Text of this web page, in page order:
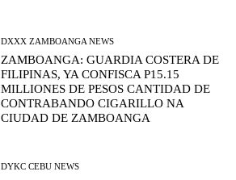
DXXX ZAMBOANGA NEWS
ZAMBOANGA: GUARDIA COSTERA DE
FILIPINAS, YA CONFISCA P15.15
MILLIONES DE PESOS CANTIDAD DE
CONTRABANDO CIGARILLO NA
CIUDAD DE ZAMBOANGA
DYKC CEBU NEWS